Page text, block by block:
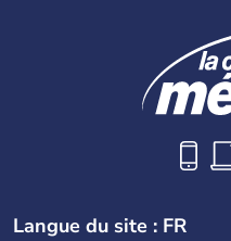
Langue du site : FR